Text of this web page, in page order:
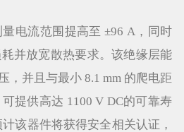
流范围提高至 ±96 A，同时
并放宽散热要求。该绝缘层能
，并且与最小 8.1 mm 的爬电距
提供高达 1100 V DC的可靠寿
该器件将获得安全相关认证，